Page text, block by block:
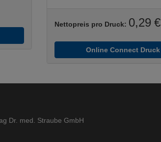
Nettopreis pro Druck: 0,29 €
Online Connect Druck
Dr. med. Straube GmbH